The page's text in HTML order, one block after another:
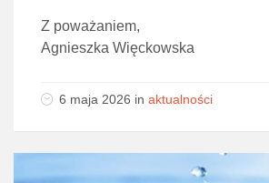
Z poważaniem,
Agnieszka Więckowska
6 maja 2026 in aktualności